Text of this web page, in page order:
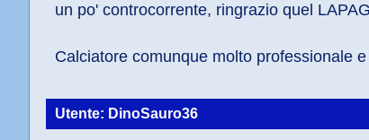
un po' controcorrente, ringrazio quel
Calciatore comunque molto professionale
Utente: DinoSauro36